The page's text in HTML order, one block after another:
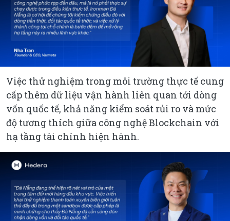
Việc thử nghiệm trong môi trường thực tế cung
cấp thêm dữ liệu vận hành liên quan tới dòng
vốn quốc tế, khả năng kiểm soát rủi ro và mức
độ tương thích giữa công nghệ Blockchain với
hạ tầng tài chính hiện hành.